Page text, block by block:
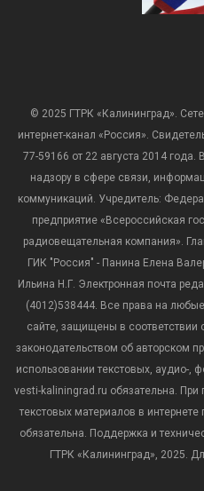
© 2025 ГТРК «Калининград».
интернет-канал «Россия».
77-59166 от 22 августа 2014
надзору в сфере связи,
коммуникаций. Учредитель:
предприятие «Всероссийская
радиовещательная компания».
ГИК "Россия" - Панина Елена
Ильина Н.Г. Электронная почта
(4012)538444. Все права на
сайте, защищены в
законодательством об авторском
использовании текстовых, аудио-,
vesti-kaliningrad.ru обязательна. При
текстовых материалов в
обязательна. Поддержка и
ГТРК «Калининград», 2025.